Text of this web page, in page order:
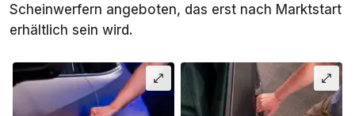
Scheinwerfern angeboten, das erst nach Marktstart
erhältlich sein wird.